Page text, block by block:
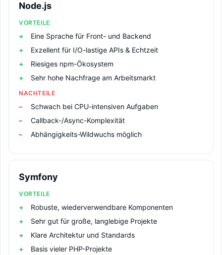
Node.js
VORTEILE
Eine Sprache für Front- und Backend
Exzellent für I/O-lastige APIs & Echtzeit
Riesiges npm-Ökosystem
Sehr hohe Nachfrage am Arbeitsmarkt
NACHTEILE
Schwach bei CPU-intensiven Aufgaben
Callback-/Async-Komplexität
Abhängigkeits-Wildwuchs möglich
Symfony
VORTEILE
Robuste, wiederverwendbare Komponenten
Sehr gut für große, langlebige Projekte
Klare Architektur und Standards
Basis vieler PHP-Projekte